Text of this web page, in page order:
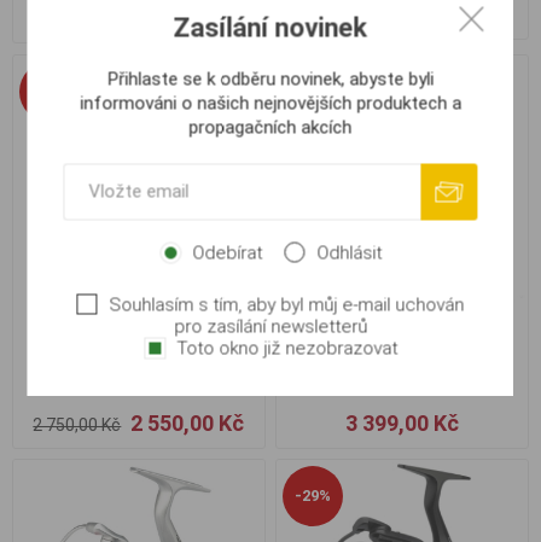
2 099,00 Kč 2 899,00 Kč
Daiwa Emcast A, 5000LD
2 750,00 Kč 2 550,00 Kč
Daiwa Emcast BR 4500A
3 399,00 Kč
-29%
Zasílání novinek
Přihlaste se k odběru novinek, abyste byli
informováni o našich nejnovějších produktech a
propagačních akcích
Odebírat Odhlásit
Souhlasím s tím, aby byl můj e-mail uchován
pro zasílání newsletterů
Toto okno již nezobrazovat